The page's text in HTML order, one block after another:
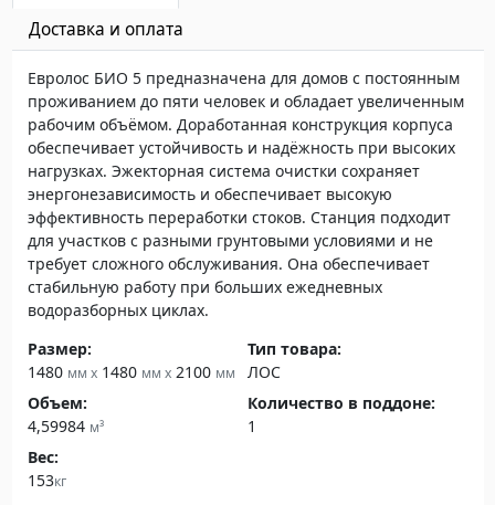
Доставка и оплата
Евролос БИО 5 предназначена для домов с постоянным
проживанием до пяти человек и обладает увеличенным
рабочим объёмом. Доработанная конструкция корпуса
обеспечивает устойчивость и надёжность при высоких
нагрузках. Эжекторная система очистки сохраняет
энергонезависимость и обеспечивает высокую
эффективность переработки стоков. Станция подходит
для участков с разными грунтовыми условиями и не
требует сложного обслуживания. Она обеспечивает
стабильную работу при больших ежедневных
водоразборных циклах.
Размер:
1480 мм x1480 мм x2100 мм
Объем:
4,59984 м³
Вес:
153кг
Тип товара:
ЛОС
Количество в поддоне:
1